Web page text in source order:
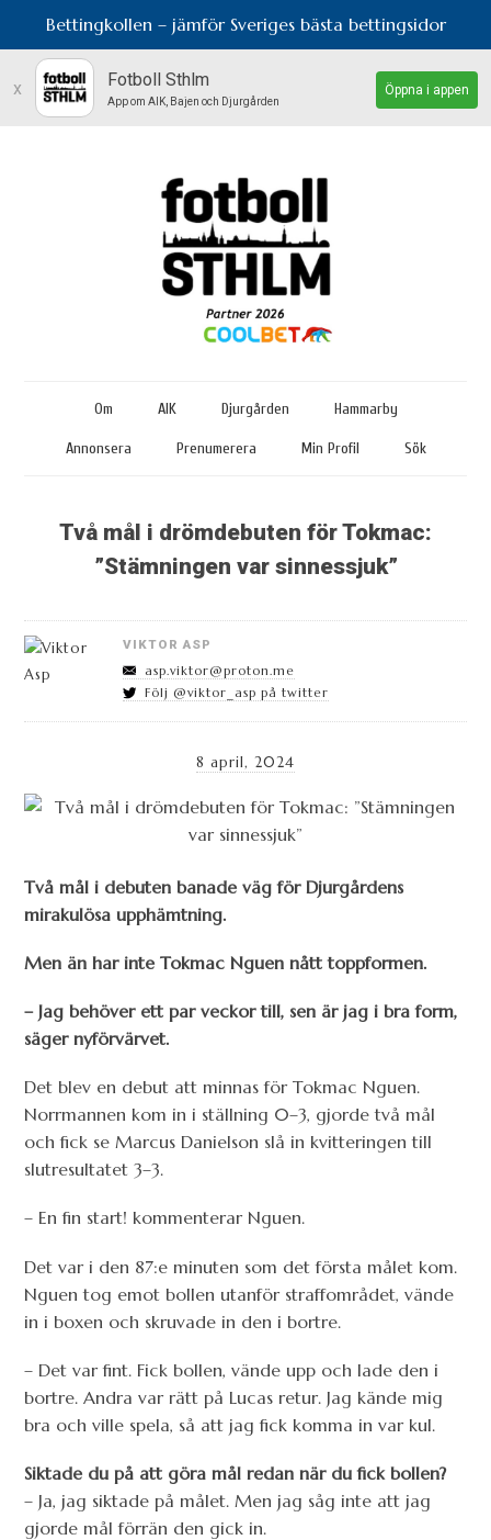
Bettingkollen – jämför Sveriges bästa bettingsidor
x Fotboll Sthlm
App om AIK, Bajen och Djurgården
Öppna i appen
Om AIK Djurgården Hammarby
Annonsera Prenumerera Min Profil Sök
Två mål i drömdebuten för Tokmac:
”Stämningen var sinnessjuk”
VIKTOR ASP
asp.viktor@proton.me
Följ @viktor_asp på twitter
8 april, 2024
Två mål i debuten banade väg för Djurgårdens
mirakulösa upphämtning.
Men än har inte Tokmac Nguen nått toppformen.
– Jag behöver ett par veckor till, sen är jag i bra form,
säger nyförvärvet.
Det blev en debut att minnas för Tokmac Nguen.
Norrmannen kom in i ställning 0–3, gjorde två mål
och fick se Marcus Danielson slå in kvitteringen till
slutresultatet 3–3.
– En fin start! kommenterar Nguen.
Det var i den 87:e minuten som det första målet kom.
Nguen tog emot bollen utanför straffområdet, vände
in i boxen och skruvade in den i bortre.
– Det var fint. Fick bollen, vände upp och lade den i
bortre. Andra var rätt på Lucas retur. Jag kände mig
bra och ville spela, så att jag fick komma in var kul.
Siktade du på att göra mål redan när du fick bollen?
– Ja, jag siktade på målet. Men jag såg inte att jag
gjorde mål förrän den gick in.